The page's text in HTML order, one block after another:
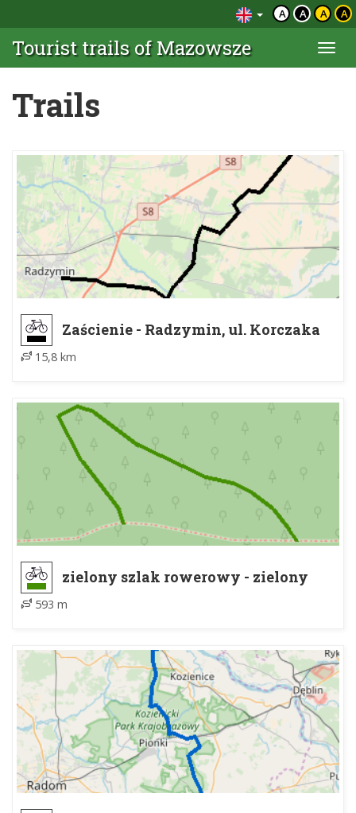
A A A A
Tourist trails of Mazowsze
Trails
Zaścienie - Radzymin, ul. Korczaka
15,8 km
zielony szlak rowerowy - zielony
szlak rowerowy
593 m